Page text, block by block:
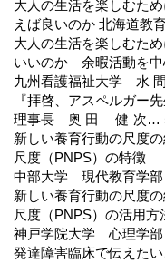
大人の生活を楽しむた
えば良いのか 北海
大人の生活を楽しむた
いいのか―余暇活動を
九州看護福祉大学 水
『拝啓、アスペルガー
理事長 奥 田 健 次…
新しい養育行動の尺度
尺度（PNPS）の特徴
中部大学 現代教育
新しい養育行動の尺度
尺度（PNPS）の活用方
神戸学院大学 心理
発達障害臨床で伝えた